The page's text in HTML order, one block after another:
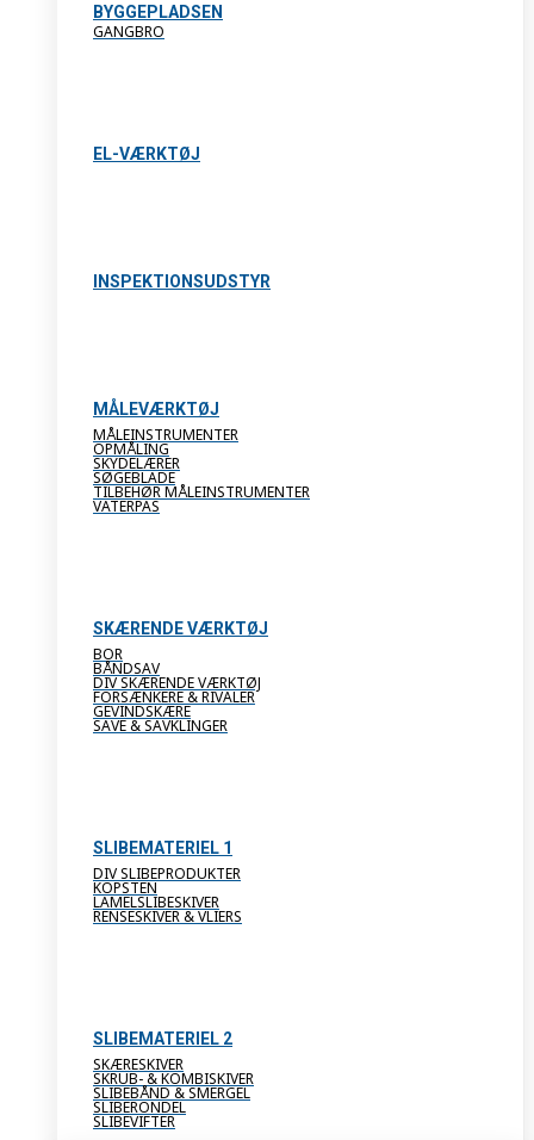
BYGGEPLADSEN
GANGBRO
EL-VÆRKTØJ
INSPEKTIONSUDSTYR
MÅLEVÆRKTØJ
MÅLEINSTRUMENTER
OPMÅLING
SKYDELÆRER
SØGEBLADE
TILBEHØR MÅLEINSTRUMENTER
VATERPAS
SKÆRENDE VÆRKTØJ
BOR
BÅNDSAV
DIV SKÆRENDE VÆRKTØJ
FORSÆNKERE & RIVALER
GEVINDSKÆRE
SAVE & SAVKLINGER
SLIBEMATERIEL 1
DIV SLIBEPRODUKTER
KOPSTEN
LAMELSLIBESKIVER
RENSESKIVER & VLIERS
SLIBEMATERIEL 2
SKÆRESKIVER
SKRUB- & KOMBISKIVER
SLIBEBÅND & SMERGEL
SLIBERONDEL
SLIBEVIFTER